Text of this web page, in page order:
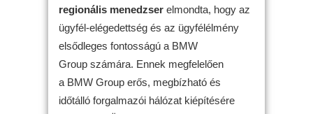
regionális menedzser elmondta, hogy az
ügyfél-elégedettség és az ügyfélélmény
elsődleges fontosságú a BMW
Group számára. Ennek megfelelően
a BMW Group erős, megbízható és
időtálló forgalmazói hálózat kiépítésére